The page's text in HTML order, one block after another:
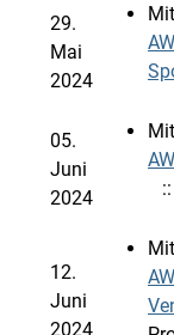
29.
Mai
2024
05.
Juni
2024
12.
Juni
2024